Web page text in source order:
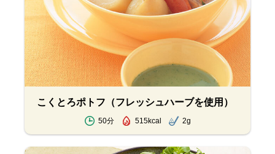
こくとろポトフ（フレッシュハーブを使用）
50分 515kcal 2g